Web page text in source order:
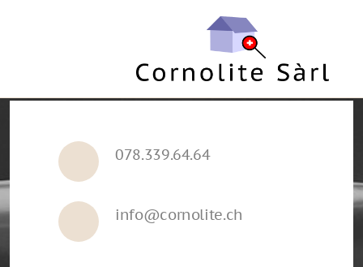
078.339.64.64
info@cornolite.ch